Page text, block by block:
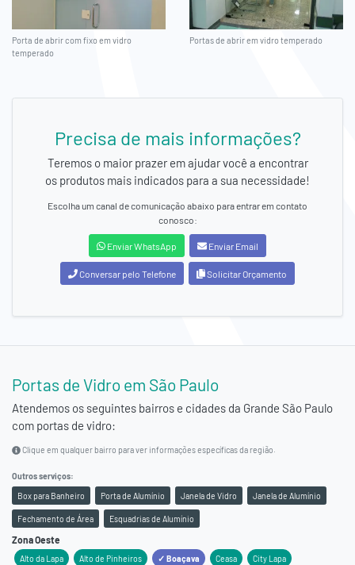
Porta de abrir com fixo em vidro
temperado
Portas de abrir em vidro temperado
Precisa de mais informações?
Teremos o maior prazer em ajudar você a encontrar
os produtos mais indicados para a sua necessidade!
Escolha um canal de comunicação abaixo para entrar em contato
conosco:
Enviar WhatsApp Enviar Email
Conversar pelo Telefone Solicitar Orçamento
Portas de Vidro em São Paulo
Atendemos os seguintes bairros e cidades da Grande São Paulo
com portas de vidro:
Clique em qualquer bairro para ver informações específicas da região.
Outros serviços:
Box para Banheiro
Porta de Alumínio Janela de Vidro Janela de Alumínio
Fechamento de Área Esquadrias de Alumínio
Zona Oeste
Alto da Lapa Alto de Pinheiros ✓ Boaçava Ceasa City Lapa